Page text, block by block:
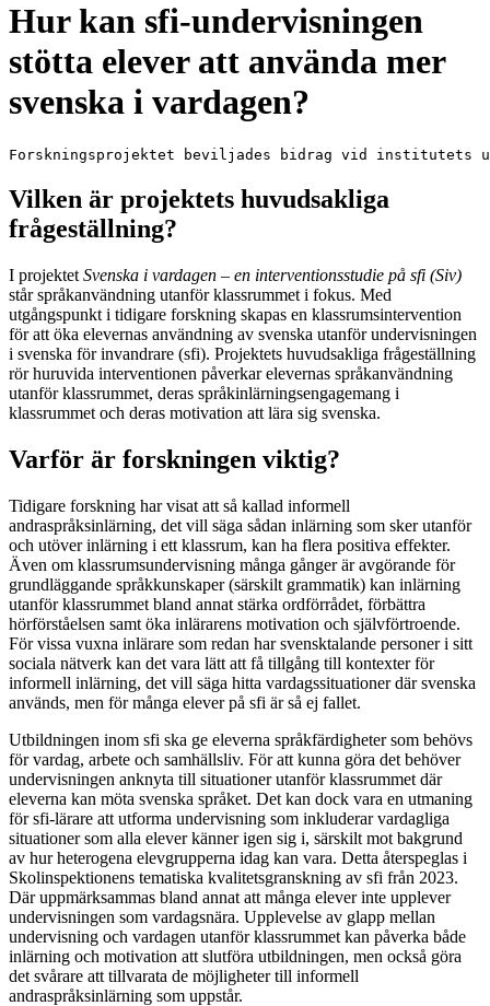
Hur kan sfi-undervisningen
stötta elever att använda mer
svenska i vardagen?
Forskningsprojektet beviljades bidrag vid institutets
Vilken är projektets huvudsakliga
frågeställning?
I projektet Svenska i vardagen – en interventionsstudie på sfi (Siv)
står språkanvändning utanför klassrummet i fokus. Med
utgångspunkt i tidigare forskning skapas en klassrumsintervention
för att öka elevernas användning av svenska utanför undervisningen
i svenska för invandrare (sfi). Projektets huvudsakliga frågeställning
rör huruvida interventionen påverkar elevernas språkanvändning
utanför klassrummet, deras språkinlärningsengagemang i
klassrummet och deras motivation att lära sig svenska.
Varför är forskningen viktig?
Tidigare forskning har visat att så kallad informell
andraspråksinlärning, det vill säga sådan inlärning som sker utanför
och utöver inlärning i ett klassrum, kan ha flera positiva effekter.
Även om klassrumsundervisning många gånger är avgörande för
grundläggande språkkunskaper (särskilt grammatik) kan inlärning
utanför klassrummet bland annat stärka ordförrådet, förbättra
hörförståelsen samt öka inlärarens motivation och självförtroende.
För vissa vuxna inlärare som redan har svensktalande personer i sitt
sociala nätverk kan det vara lätt att få tillgång till kontexter för
informell inlärning, det vill säga hitta vardagssituationer där svenska
används, men för många elever på sfi är så ej fallet.
Utbildningen inom sfi ska ge eleverna språkfärdigheter som behövs
för vardag, arbete och samhällsliv. För att kunna göra det behöver
undervisningen anknyta till situationer utanför klassrummet där
eleverna kan möta svenska språket. Det kan dock vara en utmaning
för sfi-lärare att utforma undervisning som inkluderar vardagliga
situationer som alla elever känner igen sig i, särskilt mot bakgrund
av hur heterogena elevgrupperna idag kan vara. Detta återspeglas i
Skolinspektionens tematiska kvalitetsgranskning av sfi från 2023.
Där uppmärksammas bland annat att många elever inte upplever
undervisningen som vardagsnära. Upplevelse av glapp mellan
undervisning och vardagen utanför klassrummet kan påverka både
inlärning och motivation att slutföra utbildningen, men också göra
det svårare att tillvarata de möjligheter till informell
andraspråksinlärning som uppstår.